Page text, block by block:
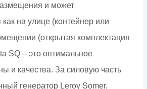
и может
как на улице (контейнер или
(открытая комплектация
SQ – это оптимальное
и качества. За силовую часть
генератор Leroy Somer.